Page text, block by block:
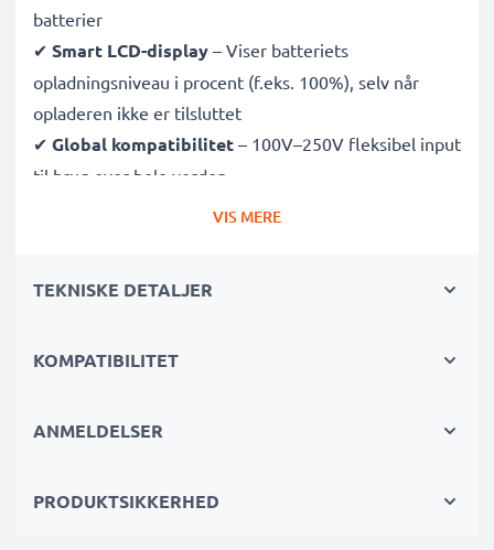
batterier
✔ Smart LCD-display – Viser batteriets
opladningsniveau i procent (f.eks. 100%), selv når
opladeren ikke er tilsluttet
✔ Global kompatibilitet – 100V–250V fleksibel input
til brug over hele verden
Intelligent opladning– Skånsom, variabel
med beskyttelse mod overopladning, overophedning
✔Kompakt og let
– Passer perfekt i din kamerataske
VIS MERE
TEKNISKE DETALJER
KOMPATIBILITET
ANMELDELSER
PRODUKTSIKKERHED